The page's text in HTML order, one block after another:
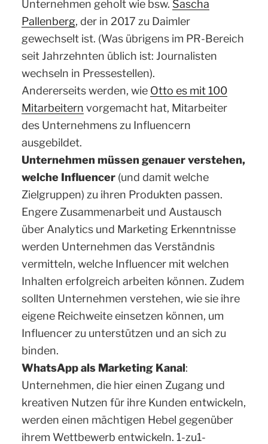
Unternehmen geholt wie bsw. Sascha
Pallenberg, der in 2017 zu Daimler
gewechselt ist. (Was übrigens im PR-Bereich
seit Jahrzehnten üblich ist: Journalisten
wechseln in Pressestellen).
Andererseits werden, wie Otto es mit 100
Mitarbeitern vorgemacht hat, Mitarbeiter
des Unternehmens zu Influencern
ausgebildet.
Unternehmen müssen genauer verstehen,
welche Influencer (und damit welche
Zielgruppen) zu ihren Produkten passen.
Engere Zusammenarbeit und Austausch
über Analytics und Marketing Erkenntnisse
werden Unternehmen das Verständnis
vermitteln, welche Influencer mit welchen
Inhalten erfolgreich arbeiten können. Zudem
sollten Unternehmen verstehen, wie sie ihre
eigene Reichweite einsetzen können, um
Influencer zu unterstützen und an sich zu
binden.
WhatsApp als Marketing Kanal:
Unternehmen, die hier einen Zugang und
kreativen Nutzen für ihre Kunden entwickeln,
werden einen mächtigen Hebel gegenüber
ihrem Wettbewerb entwickeln. 1-zu1-